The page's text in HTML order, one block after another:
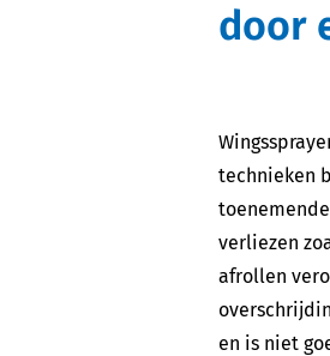
door
technieken
verliezen
afrollen
en is niet